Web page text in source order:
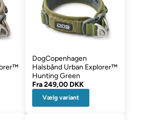
DogCopenhagen
Halsbånd Urban Explorer™
Hunting Green
Fra249,00 DKK
Vælg variant